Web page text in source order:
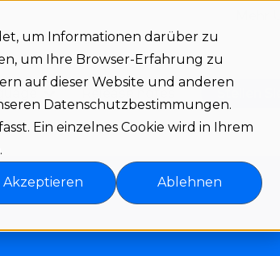
um Informationen darüber zu
um Ihre Browser-Erfahrung zu
auf dieser Website und anderen
Datenschutzbestimmungen.
Ein einzelnes Cookie wird in Ihrem
Akzeptieren Ablehnen
Mehr
für Download anzeigen
Untermenü für Language anzeigen
Stellen